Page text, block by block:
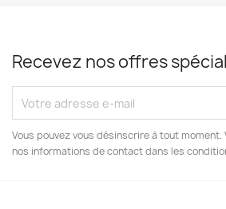
Recevez nos offres
Vous pouvez vous désinscrire à tout
nos informations de contact dans les